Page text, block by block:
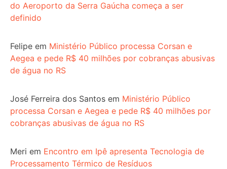
do Aeroporto da Serra Gaúcha começa a ser
definido
Felipe em Ministério Público processa Corsan e
Aegea e pede R$ 40 milhões por cobranças abusivas
de água no RS
José Ferreira dos Santos em Ministério Público
processa Corsan e Aegea e pede R$ 40 milhões por
cobranças abusivas de água no RS
Meri em Encontro em Ipê apresenta Tecnologia de
Processamento Térmico de Resíduos